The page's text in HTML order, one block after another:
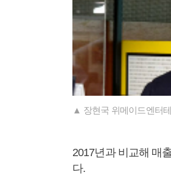
▲ 장현국 위메이드엔터
2017년과 비교해 매
다.